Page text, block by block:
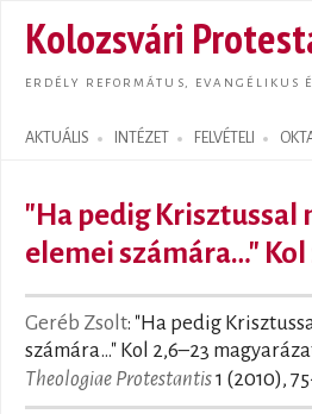
Kolozsvári
ERDÉLY REFORMÁTUS, EVANGÉLIKUS
AKTUÁLIS INTÉZET FELVÉTELI
Search form
"Ha pedig Krisztussal
elemei számára…" Kol
Geréb Zsolt: "Ha pedig
számára…" Kol 2,6–23
Theologiae Protestantis1 (2010),